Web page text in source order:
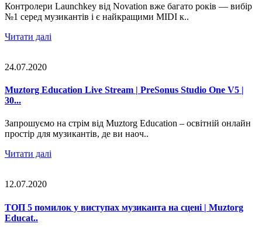
Контролери Launchkey від Novation вже багато років — вибір
№1 серед музикантів і є найкращими MIDI к..
Читати далі
24.07.2020
Muztorg Education Live Stream | PreSonus Studio One V5 |
30...
Запрошуємо на стрім від Muztorg Education – освітній онлайн
простір для музикантів, де ви наоч..
Читати далі
12.07.2020
ТОП 5 помилок у виступах музиканта на сцені | Muztorg
Educat..